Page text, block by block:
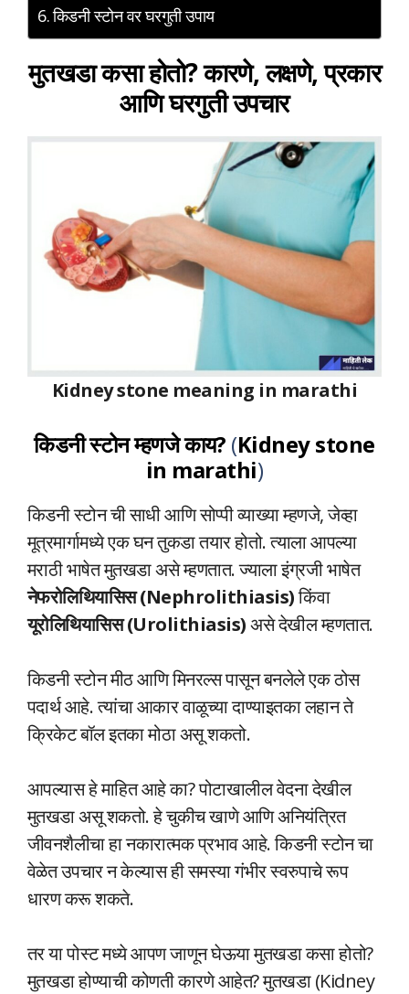
किडनी स्टोन वर घरगुती उपाय
मुतखडा कसा होतो? कारणे, लक्षणे, प्रकार
आणि घरगुती उपचार
Kidney stone meaning in marathi
किडनी स्टोन म्हणजे काय? (Kidney stone
in marathi)
किडनी स्टोन ची साधी आणि सोप्पी व्याख्या म्हणजे, जेव्हा
मूत्रमार्गामध्ये एक घन तुकडा तयार होतो. त्याला आपल्या
मराठी भाषेत मुतखडा असे म्हणतात. ज्याला इंग्रजी भाषेत
नेफरोलिथियासिस (Nephrolithiasis)किंवा
यूरोलिथियासिस (Urolithiasis)असे देखील म्हणतात.
किडनी स्टोन मीठ आणि मिनरल्स पासून बनलेले एक ठोस
पदार्थ आहे. त्यांचा आकार वाळूच्या दाण्याइतका लहान ते
क्रिकेट बॉल इतका मोठा असू शकतो.
आपल्यास हे माहित आहे का? पोटाखालील वेदना देखील
मुतखडा असू शकतो. हे चुकीच खाणे आणि अनियंत्रित
जीवनशैलीचा हा नकारात्मक प्रभाव आहे. किडनी स्टोन चा
वेळेत उपचार न केल्यास ही समस्या गंभीर स्वरुपाचे रूप
धारण करू शकते.
तर या पोस्ट मध्ये आपण जाणून घेऊया मुतखडा कसा होतो?
मुतखडा होण्याची कोणती कारणे आहेत? मुतखडा (Kidney